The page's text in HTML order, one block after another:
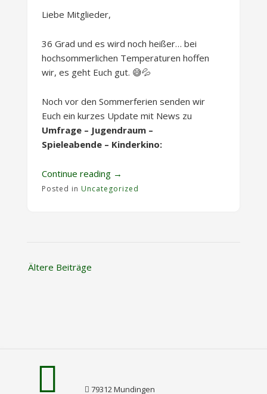
Liebe Mitglieder,
36 Grad und es wird noch heißer… bei
hochsommerlichen Temperaturen hoffen
wir, es geht Euch gut. 😅💦
Noch vor den Sommerferien senden wir
Euch ein kurzes Update mit News zu
Umfrage – Jugendraum –
Spieleabende – Kinderkino:
Continue reading „Mukiju-
Newsletter
→
Posted in Uncategorized
Beitragsnavigation
Ältere Beiträge
79312 Mundingen